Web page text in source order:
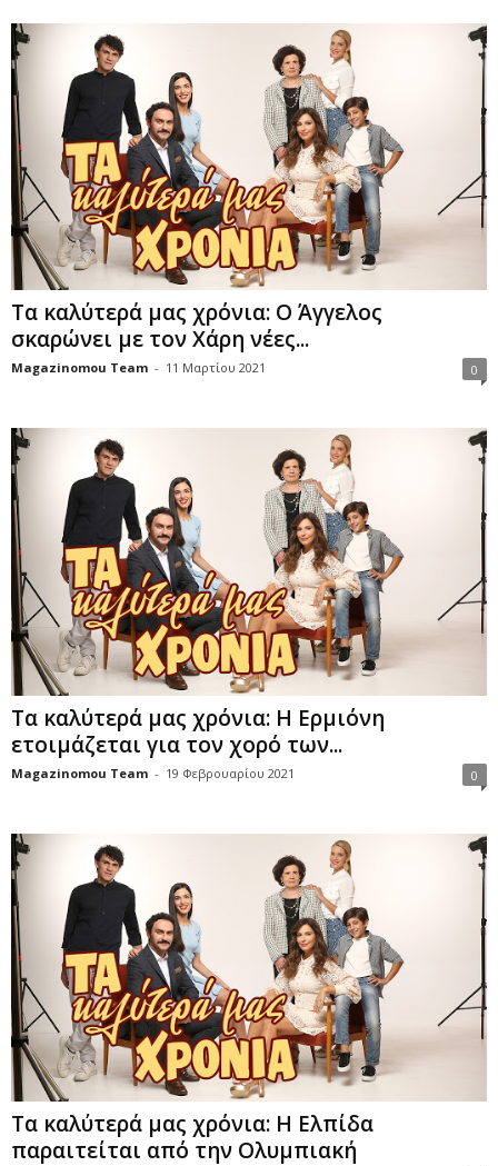
Τα καλύτερά μας χρόνια: Ο Άγγελος
σκαρώνει με τον Χάρη νέες...
Magazinomou Team - 11 Μαρτίου 2021 0
Τα καλύτερά μας χρόνια: Η Ερμιόνη
ετοιμάζεται για τον χορό των...
Magazinomou Team - 19 Φεβρουαρίου 2021 0
Τα καλύτερά μας χρόνια: Η Ελπίδα
παραιτείται από την Ολυμπιακή